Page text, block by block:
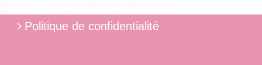
Politique de confidentialité